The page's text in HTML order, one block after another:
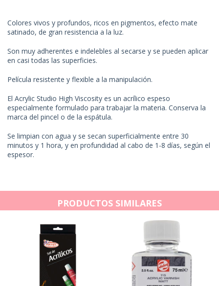
Colores vivos y profundos, ricos en pigmentos, efecto mate
satinado, de gran resistencia a la luz.
Son muy adherentes e indelebles al secarse y se pueden aplicar
en casi todas las superficies.
Película resistente y flexible a la manipulación.
El Acrylic Studio High Viscosity es un acrílico espeso
especialmente formulado para trabajar la materia. Conserva la
marca del pincel o de la espátula.
Se limpian con agua y se secan superficialmente entre 30
minutos y 1 hora, y en profundidad al cabo de 1-8 días, según el
espesor.
PRODUCTOS SIMILARES